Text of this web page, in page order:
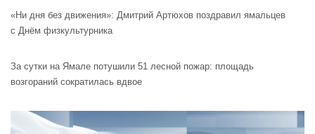
«Ни дня без движения»: Дмитрий Артюхов поздравил ямальцев
с Днём физкультурника
За сутки на Ямале потушили 51 лесной пожар: площадь
возгораний сократилась вдвое